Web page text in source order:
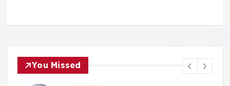
You Missed